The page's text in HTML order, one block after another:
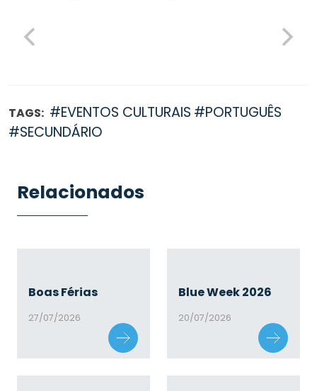
TAGS: #EVENTOS CULTURAIS #PORTUGUÊS
#SECUNDÁRIO
Relacionados
Boas Férias
27/07/2026
Blue Week 2026
20/07/2026